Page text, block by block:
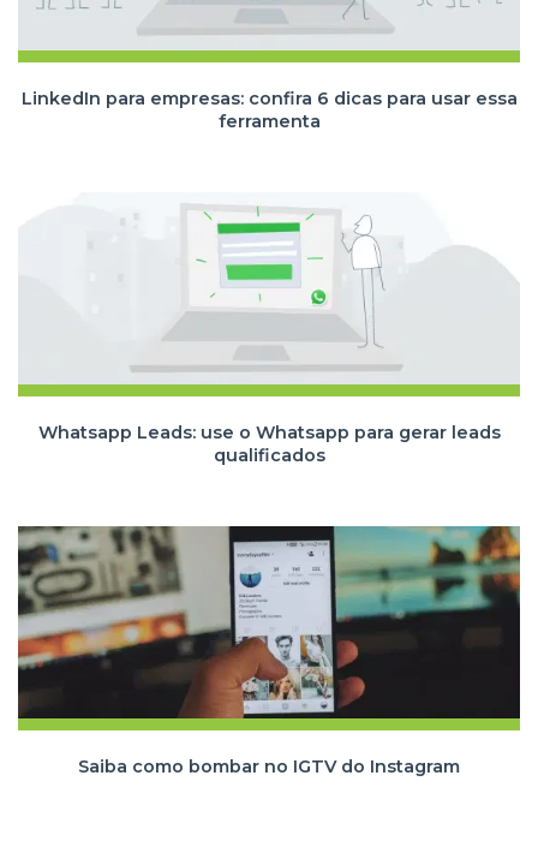
LinkedIn para empresas: confira 6 dicas para usar essa
ferramenta
Whatsapp Leads: use o Whatsapp para gerar leads
qualificados
Saiba como bombar no IGTV do Instagram